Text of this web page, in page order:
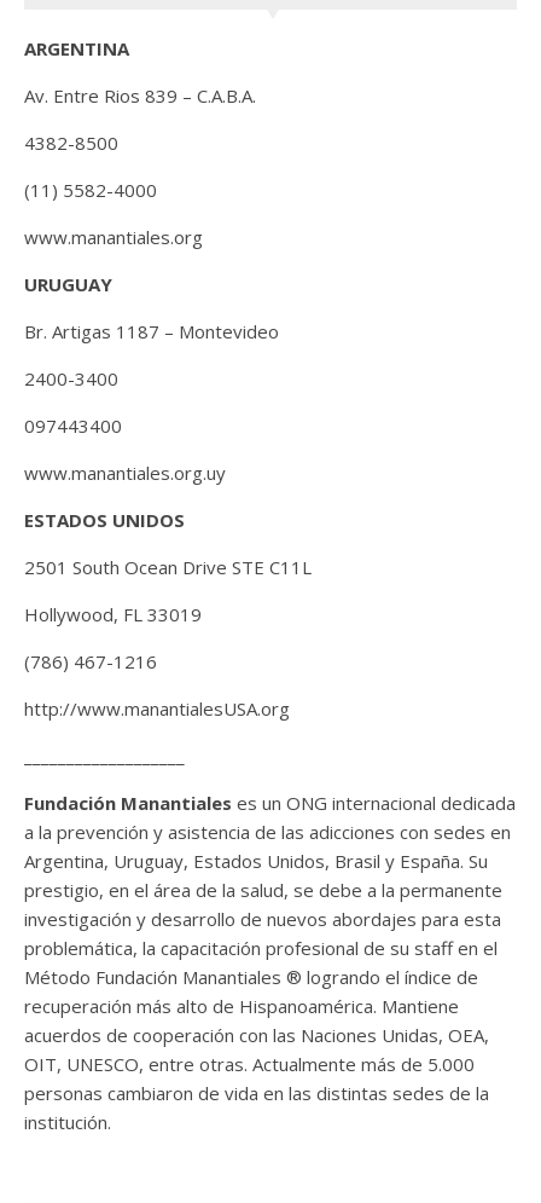
ARGENTINA
Av. Entre Rios 839 – C.A.B.A.
4382-8500
(11) 5582-4000
www.manantiales.org
URUGUAY
Br. Artigas 1187 – Montevideo
2400-3400
097443400
www.manantiales.org.uy
ESTADOS UNIDOS
2501 South Ocean Drive STE C11L
Hollywood, FL 33019
(786) 467-1216
http://www.manantialesUSA.org
Fundación Manantiales es un ONG internacional dedicada
a la prevención y asistencia de las adicciones con sedes en
Argentina, Uruguay, Estados Unidos, Brasil y España. Su
prestigio, en el área de la salud, se debe a la permanente
investigación y desarrollo de nuevos abordajes para esta
problemática, la capacitación profesional de su staff en el
Método Fundación Manantiales ® logrando el índice de
recuperación más alto de Hispanoamérica. Mantiene
acuerdos de cooperación con las Naciones Unidas, OEA,
OIT, UNESCO, entre otras. Actualmente más de 5.000
personas cambiaron de vida en las distintas sedes de la
institución.